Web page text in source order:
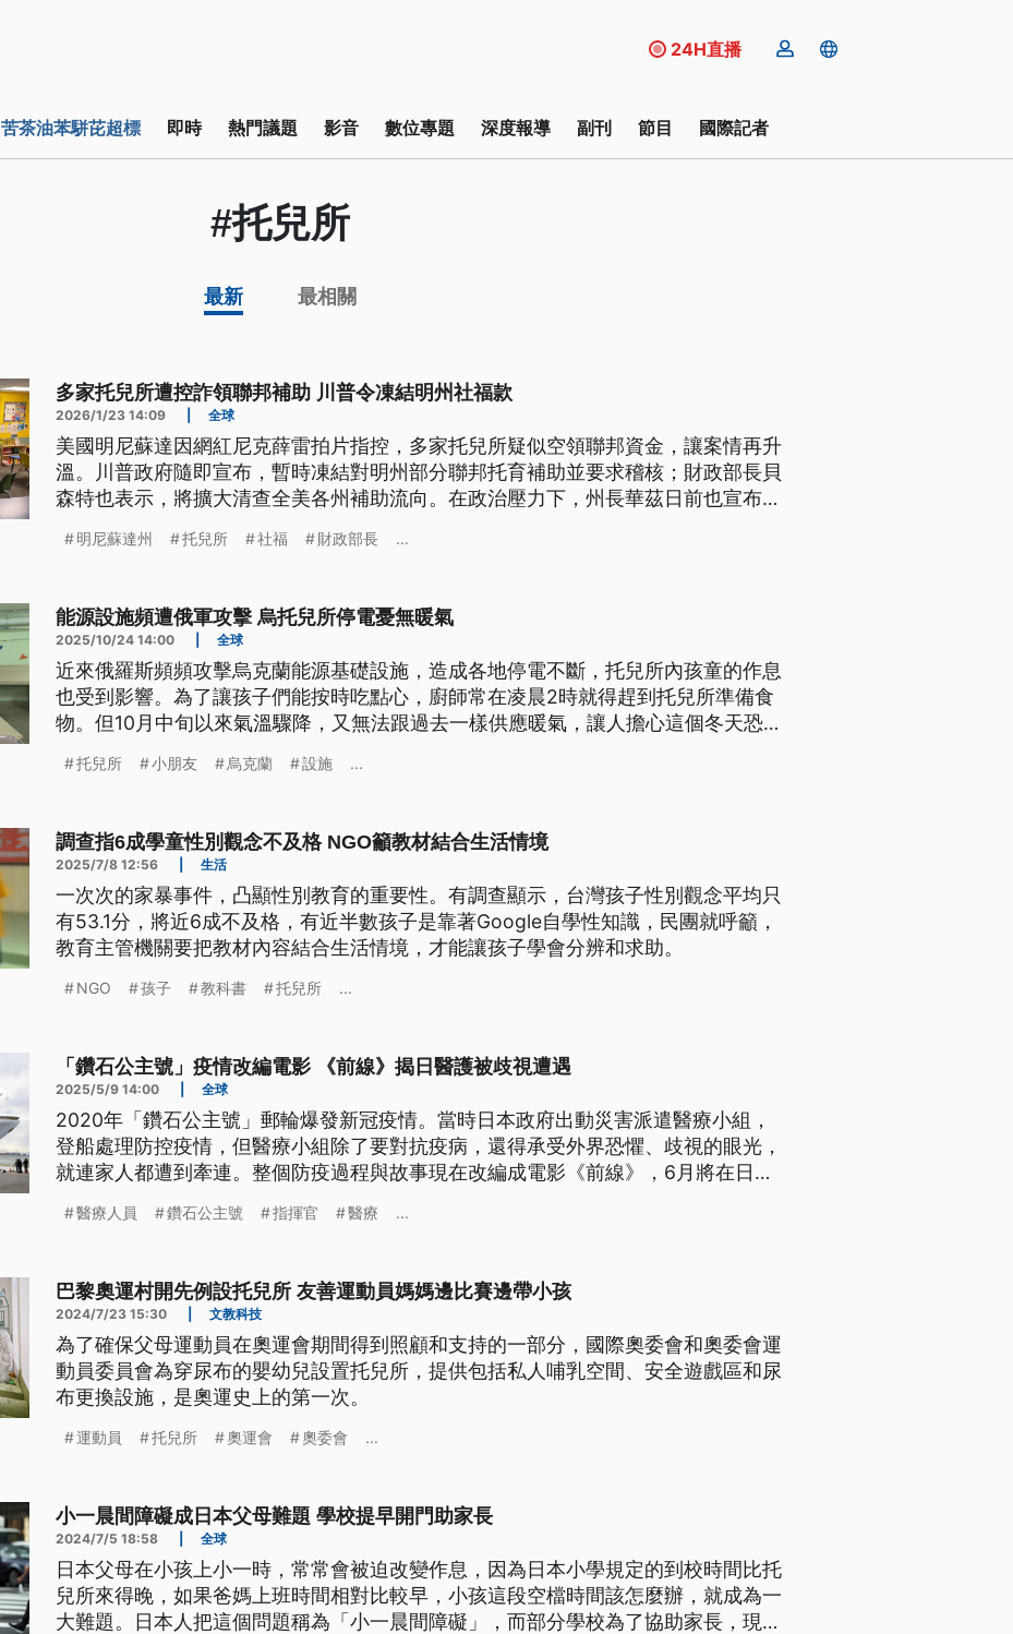
24H直播
苦茶油苯駢芘超標 即時 熱門議題 影音 數位專題 深度報導 副刊 節目 國際記者
#托兒所
最新 最相關
多家托兒所遭控詐領聯邦補助 川普令凍結明州社福款
2026/1/23 14:09 全球
美國明尼蘇達因網紅尼克薛雷拍片指控，多家托兒所疑似空領聯邦資金，讓案情再升
溫。川普政府隨即宣布，暫時凍結對明州部分聯邦托育補助並要求稽核；財政部長貝
森特也表示，將擴大清查全美各州補助流向。在政治壓力下，州長華茲日前也宣布放
明尼蘇達州 托兒所 社福 財政部長 ...
能源設施頻遭俄軍攻擊 烏托兒所停電憂無暖氣
2025/10/24 14:00 全球
近來俄羅斯頻頻攻擊烏克蘭能源基礎設施，造成各地停電不斷，托兒所內孩童的作息
也受到影響。為了讓孩子們能按時吃點心，廚師常在凌晨2時就得趕到托兒所準備食
物。但10月中旬以來氣溫驟降，又無法跟過去一樣供應暖氣，讓人擔心這個冬天恐
托兒所 小朋友 烏克蘭 設施 ...
調查指6成學童性別觀念不及格 NGO籲教材結合生活情境
2025/7/8 12:56 生活
一次次的家暴事件，凸顯性別教育的重要性。有調查顯示，台灣孩子性別觀念平均只
有53.1分，將近6成不及格，有近半數孩子是靠著Google自學性知識，民團就呼籲，
教育主管機關要把教材內容結合生活情境，才能讓孩子學會分辨和求助。
NGO 孩子 教科書 托兒所 ...
「鑽石公主號」疫情改編電影 《前線》揭日醫護被歧視遭遇
2025/5/9 14:00 全球
2020年「鑽石公主號」郵輪爆發新冠疫情。當時日本政府出動災害派遣醫療小組，
登船處理防控疫情，但醫療小組除了要對抗疫病，還得承受外界恐懼、歧視的眼光，
就連家人都遭到牽連。整個防疫過程與故事現在改編成電影《前線》，6月將在日本
醫療人員 鑽石公主號 指揮官 醫療 ...
巴黎奧運村開先例設托兒所 友善運動員媽媽邊比賽邊帶小孩
2024/7/23 15:30 文教科技
為了確保父母運動員在奧運會期間得到照顧和支持的一部分，國際奧委會和奧委會運
動員委員會為穿尿布的嬰幼兒設置托兒所，提供包括私人哺乳空間、安全遊戲區和尿
布更換設施，是奧運史上的第一次。
運動員 托兒所 奧運會 奧委會 ...
小一晨間障礙成日本父母難題 學校提早開門助家長
2024/7/5 18:58 全球
日本父母在小孩上小一時，常常會被迫改變作息，因為日本小學規定的到校時間比托
兒所來得晚，如果爸媽上班時間相對比較早，小孩這段空檔時間該怎麼辦，就成為一
大難題。日本人把這個問題稱為「小一晨間障礙」，而部分學校為了協助家長，現在